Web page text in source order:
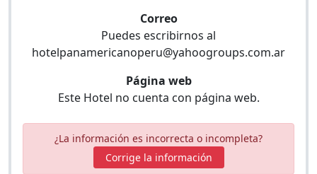
Correo
Puedes escribirnos al
hotelpanamericanoperu@yahoogroups.com.ar
Página web
Este Hotel no cuenta con página web.
¿La información es incorrecta o incompleta?
Corrige la información